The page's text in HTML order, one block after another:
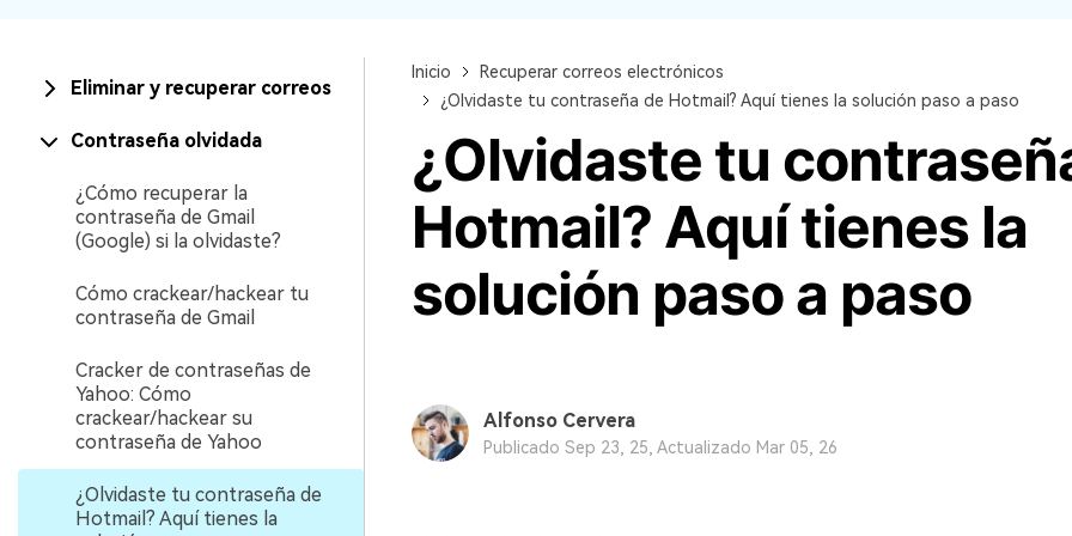
Recuperar Datos de NAS
Eliminar y recuperar correos
Contraseña olvidada
¿Cómo recuperar la
contraseña de Gmail
(Google) si la olvidaste?
Cómo crackear/hackear tu
contraseña de Gmail
Cracker de contraseñas de
Yahoo: Cómo
crackear/hackear su
contraseña de Yahoo
¿Olvidaste tu contraseña de
Hotmail? Aquí tienes la
Inicio
Recuperar correos electrónicos
¿Olvidaste tu contraseña de Hotmail? Aquí tienes la solución paso a paso
¿Olvidaste tu
Hotmail? Aquí tienes la
solución paso a paso
Alfonso Cervera
Publicado Sep 23, 25, Actualizado Mar 05, 26